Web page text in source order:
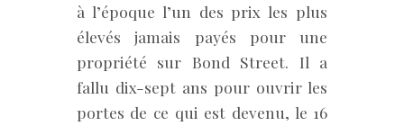
à l’époque l’un des prix les plus
élevés jamais payés pour une
propriété sur Bond Street. Il a
fallu dix-sept ans pour ouvrir les
portes de ce qui est devenu, le 16